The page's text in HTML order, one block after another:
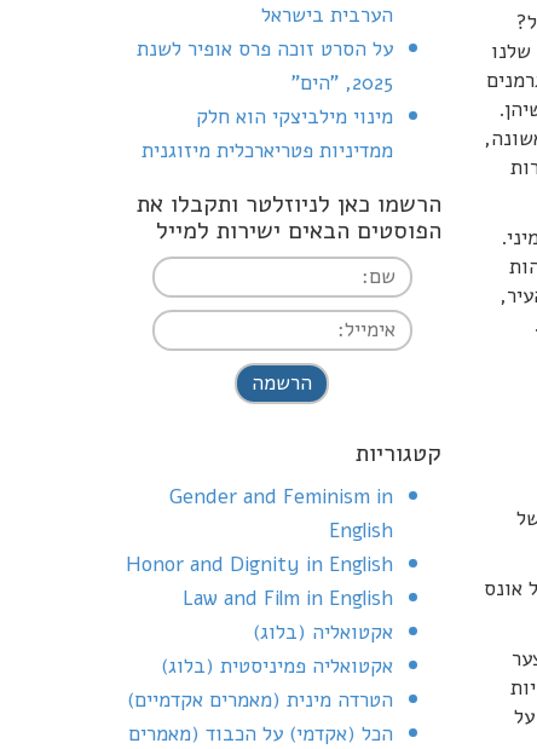
אונס
הערבית בישראל
על הסרט זוכה פרס אופיר לשנת
2025, "הים"
מינוי מילביצקי הוא חלק
ממדיניות פטריארכלית מיזוגנית
הרשמו כאן לניוזלטר ותקבלו את
הפוסטים הבאים ישירות למייל
I agree terms and
קטגוריות
Gender and Feminism in
English
Honor and Dignity in English
Law and Film in English
אקטואליה (בלוג)
אקטואליה פמיניסטית (בלוג)
הטרדה מינית (מאמרים אקדמיים)
הכל (אקדמי) על הכבוד (מאמרים